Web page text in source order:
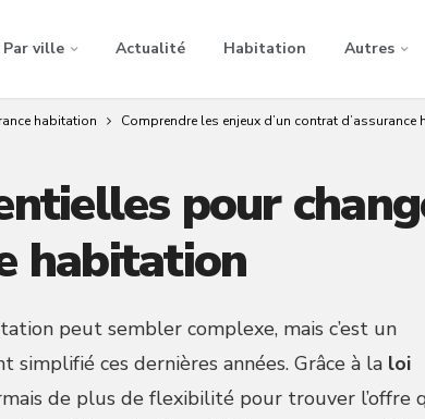
Par ville Actualité Habitation Autres
habitation Comprendre les enjeux d’un contrat d’assurance
pour
habitation
peut sembler complexe, mais c’est un
simplifié ces dernières années. Grâce à la loi
de plus de flexibilité pour trouver l’offre